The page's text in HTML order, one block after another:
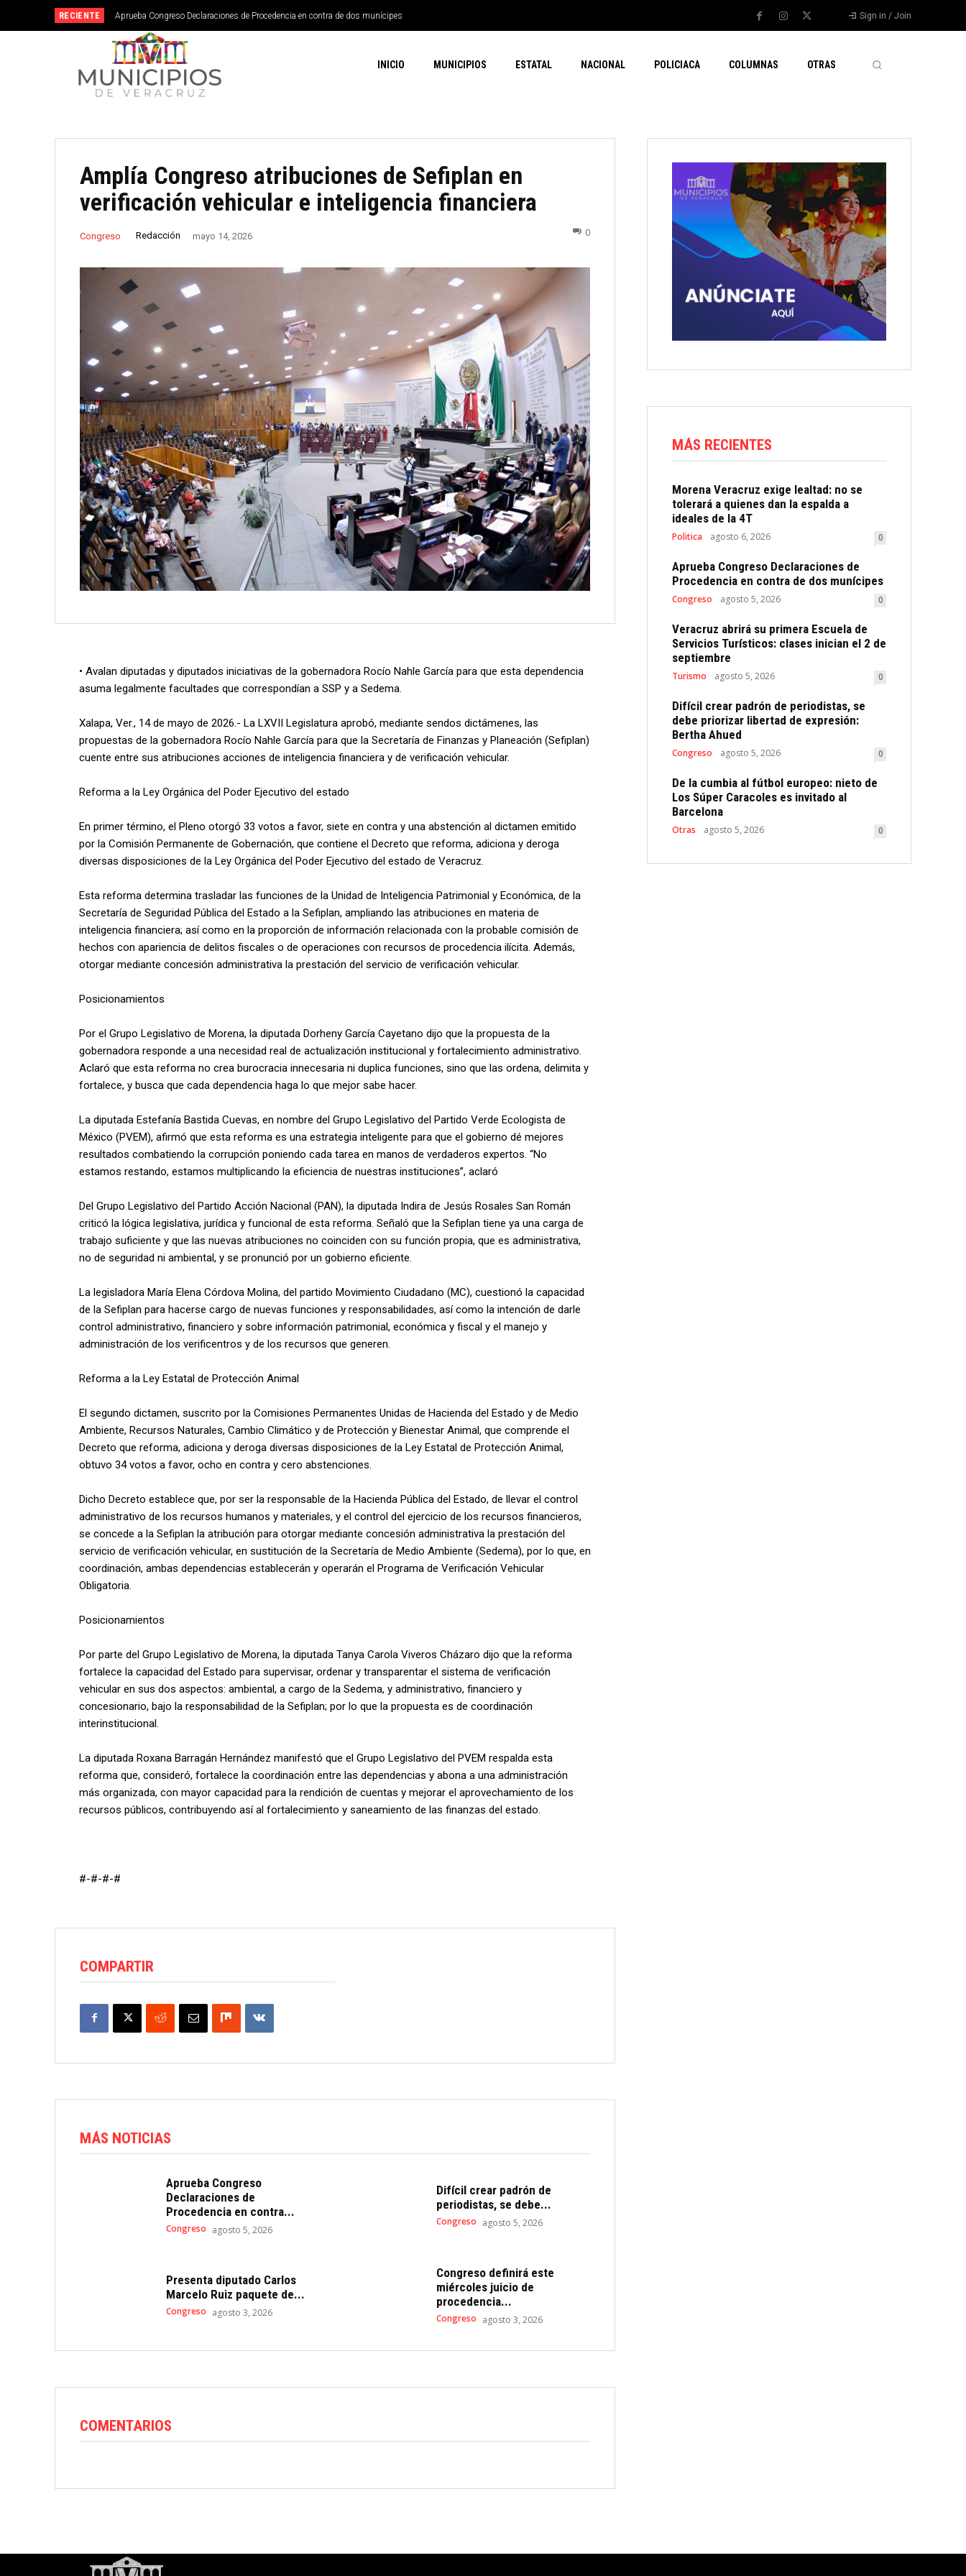
RECIENTE Aprueba Congreso Declaraciones de Procedencia en contra de dos munícipes Sign in / Join
INICIO MUNICIPIOS ESTATAL NACIONAL POLICIACA COLUMNAS OTRAS
Amplía Congreso atribuciones de Sefiplan en
verificación vehicular e inteligencia financiera
Congreso Redacción mayo 14, 2026 0
• Avalan diputadas y diputados iniciativas de la gobernadora Rocío Nahle García para que esta dependencia
asuma legalmente facultades que correspondían a SSP y a Sedema.
Xalapa, Ver., 14 de mayo de 2026.- La LXVII Legislatura aprobó, mediante sendos dictámenes, las
propuestas de la gobernadora Rocío Nahle García para que la Secretaría de Finanzas y Planeación (Sefiplan)
cuente entre sus atribuciones acciones de inteligencia financiera y de verificación vehicular.
Reforma a la Ley Orgánica del Poder Ejecutivo del estado
En primer término, el Pleno otorgó 33 votos a favor, siete en contra y una abstención al dictamen emitido
por la Comisión Permanente de Gobernación, que contiene el Decreto que reforma, adiciona y deroga
diversas disposiciones de la Ley Orgánica del Poder Ejecutivo del estado de Veracruz.
Esta reforma determina trasladar las funciones de la Unidad de Inteligencia Patrimonial y Económica, de la
Secretaría de Seguridad Pública del Estado a la Sefiplan, ampliando las atribuciones en materia de
inteligencia financiera; así como en la proporción de información relacionada con la probable comisión de
hechos con apariencia de delitos fiscales o de operaciones con recursos de procedencia ilícita. Además,
otorgar mediante concesión administrativa la prestación del servicio de verificación vehicular.
Posicionamientos
Por el Grupo Legislativo de Morena, la diputada Dorheny García Cayetano dijo que la propuesta de la
gobernadora responde a una necesidad real de actualización institucional y fortalecimiento administrativo.
Aclaró que esta reforma no crea burocracia innecesaria ni duplica funciones, sino que las ordena, delimita y
fortalece, y busca que cada dependencia haga lo que mejor sabe hacer.
La diputada Estefanía Bastida Cuevas, en nombre del Grupo Legislativo del Partido Verde Ecologista de
México (PVEM), afirmó que esta reforma es una estrategia inteligente para que el gobierno dé mejores
resultados combatiendo la corrupción poniendo cada tarea en manos de verdaderos expertos. “No
estamos restando, estamos multiplicando la eficiencia de nuestras instituciones”, aclaró
Del Grupo Legislativo del Partido Acción Nacional (PAN), la diputada Indira de Jesús Rosales San Román
criticó la lógica legislativa, jurídica y funcional de esta reforma. Señaló que la Sefiplan tiene ya una carga de
trabajo suficiente y que las nuevas atribuciones no coinciden con su función propia, que es administrativa,
no de seguridad ni ambiental, y se pronunció por un gobierno eficiente.
La legisladora María Elena Córdova Molina, del partido Movimiento Ciudadano (MC), cuestionó la capacidad
de la Sefiplan para hacerse cargo de nuevas funciones y responsabilidades, así como la intención de darle
control administrativo, financiero y sobre información patrimonial, económica y fiscal y el manejo y
administración de los verificentros y de los recursos que generen.
Reforma a la Ley Estatal de Protección Animal
El segundo dictamen, suscrito por la Comisiones Permanentes Unidas de Hacienda del Estado y de Medio
Ambiente, Recursos Naturales, Cambio Climático y de Protección y Bienestar Animal, que comprende el
Decreto que reforma, adiciona y deroga diversas disposiciones de la Ley Estatal de Protección Animal,
obtuvo 34 votos a favor, ocho en contra y cero abstenciones.
Dicho Decreto establece que, por ser la responsable de la Hacienda Pública del Estado, de llevar el control
administrativo de los recursos humanos y materiales, y el control del ejercicio de los recursos financieros,
se concede a la Sefiplan la atribución para otorgar mediante concesión administrativa la prestación del
servicio de verificación vehicular, en sustitución de la Secretaría de Medio Ambiente (Sedema), por lo que, en
coordinación, ambas dependencias establecerán y operarán el Programa de Verificación Vehicular
Obligatoria.
Posicionamientos
Por parte del Grupo Legislativo de Morena, la diputada Tanya Carola Viveros Cházaro dijo que la reforma
fortalece la capacidad del Estado para supervisar, ordenar y transparentar el sistema de verificación
vehicular en sus dos aspectos: ambiental, a cargo de la Sedema, y administrativo, financiero y
concesionario, bajo la responsabilidad de la Sefiplan; por lo que la propuesta es de coordinación
interinstitucional.
La diputada Roxana Barragán Hernández manifestó que el Grupo Legislativo del PVEM respalda esta
reforma que, consideró, fortalece la coordinación entre las dependencias y abona a una administración
más organizada, con mayor capacidad para la rendición de cuentas y mejorar el aprovechamiento de los
recursos públicos, contribuyendo así al fortalecimiento y saneamiento de las finanzas del estado.
#-#-#-#
COMPARTIR
MÁS NOTICIAS
Aprueba Congreso
Declaraciones de
Procedencia en contra...
Congreso agosto 5, 2026
Difícil crear padrón de
periodistas, se debe...
Congreso agosto 5, 2026
Presenta diputado Carlos
Marcelo Ruiz paquete de...
Congreso agosto 3, 2026
Congreso definirá este
miércoles juicio de
procedencia...
Congreso agosto 3, 2026
COMENTARIOS
MÁS RECIENTES
Morena Veracruz exige lealtad: no se
tolerará a quienes dan la espalda a
ideales de la 4T
Politica agosto 6, 2026 0
Aprueba Congreso Declaraciones de
Procedencia en contra de dos munícipes
Congreso agosto 5, 2026 0
Veracruz abrirá su primera Escuela de
Servicios Turísticos: clases inician el 2 de
septiembre
Turismo agosto 5, 2026 0
Difícil crear padrón de periodistas, se
debe priorizar libertad de expresión:
Bertha Ahued
Congreso agosto 5, 2026 0
De la cumbia al fútbol europeo: nieto de
Los Súper Caracoles es invitado al
Barcelona
Otras agosto 5, 2026 0